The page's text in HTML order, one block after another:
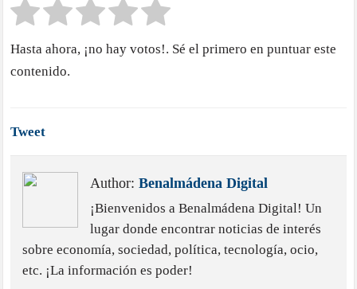
Hasta ahora, ¡no hay votos!. Sé el primero en puntuar este
contenido.
Tweet
Author:Benalmádena Digital
¡Bienvenidos a Benalmádena Digital! Un
lugar donde encontrar noticias de interés
sobre economía, sociedad, política, tecnología, ocio,
etc. ¡La información es poder!